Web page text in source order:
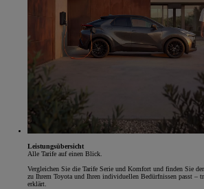
Leistungsübersicht
Alle Tarife auf einen Blick.
Vergleichen Sie die Tarife Serie und Komfort und finden Sie
zu Ihrem Toyota und Ihren individuellen Bedürfnissen passt –
erklärt.